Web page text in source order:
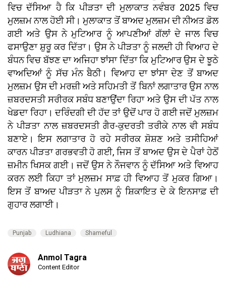
ਵਿਚ ਦੱਸਿਆ ਹੈ ਕਿ ਪੀੜਤਾ ਦੀ ਮੁਲਾਕਾਤ ਨਵੰਬਰ 2025 ਵਿਚ
ਮੁਲਜ਼ਮ ਨਾਲ ਹੋਈ ਸੀ। ਮੁਲਾਕਾਤ ਤੋਂ ਬਾਅਦ ਮੁਲਜ਼ਮ ਦੀ ਨੀਅਤ ਡੋਲ
ਗਈ ਅਤੇ ਉਸ ਨੇ ਮੁਟਿਆਰ ਨੂੰ ਆਪਣੀਆਂ ਗੱਲਾਂ ਦੇ ਜਾਲ ਵਿਚ
ਫਸਾਉਣਾ ਸ਼ੁਰੂ ਕਰ ਦਿੱਤਾ। ਉਸ ਨੇ ਪੀੜਤਾ ਨੂੰ ਜਲਦੀ ਹੀ ਵਿਆਹ ਦੇ
ਬੰਧਨ ਵਿਚ ਬੱਝਣ ਦਾ ਅਜਿਹਾ ਝਾਂਸਾ ਦਿੱਤਾ ਕਿ ਮੁਟਿਆਰ ਉਸ ਦੇ ਝੂਠੇ
ਵਾਅਦਿਆਂ ਨੂੰ ਸੱਚ ਮੰਨ ਬੈਠੀ। ਵਿਆਹ ਦਾ ਝਾਂਸਾ ਦੇਣ ਤੋਂ ਬਾਅਦ
ਮੁਲਜ਼ਮ ਉਸ ਦੀ ਮਰਜ਼ੀ ਅਤੇ ਸਹਿਮਤੀ ਤੋਂ ਬਿਨਾਂ ਲਗਾਤਾਰ ਉਸ ਨਾਲ
ਜ਼ਬਰਦਸਤੀ ਸਰੀਰਕ ਸਬੰਧ ਬਣਾਉਂਦਾ ਰਿਹਾ ਅਤੇ ਉਸ ਦੀ ਪੱਤ ਨਾਲ
ਖੇਡਦਾ ਰਿਹਾ। ਦਰਿੰਦਗੀ ਦੀ ਹੱਦ ਤਾਂ ਉਦੋਂ ਪਾਰ ਹੋ ਗਈ ਜਦੋਂ ਮੁਲਜ਼ਮ
ਨੇ ਪੀੜਤਾ ਨਾਲ ਜ਼ਬਰਦਸਤੀ ਗੈਰ-ਕੁਦਰਤੀ ਤਰੀਕੇ ਨਾਲ ਵੀ ਸਬੰਧ
ਬਣਾਏ। ਇਸ ਲਗਾਤਾਰ ਹੋ ਰਹੇ ਸਰੀਰਕ ਸ਼ੋਸ਼ਣ ਅਤੇ ਤਸੀਹਿਆਂ
ਕਾਰਨ ਪੀੜਤਾ ਗਰਭਵਤੀ ਹੋ ਗਈ, ਜਿਸ ਤੋਂ ਬਾਅਦ ਉਸ ਦੇ ਪੈਰਾਂ ਹੇਠੋਂ
ਜ਼ਮੀਨ ਖਿਸਕ ਗਈ। ਜਦੋਂ ਉਸ ਨੇ ਨੌਜਵਾਨ ਨੂੰ ਦੱਸਿਆ ਅਤੇ ਵਿਆਹ
ਕਰਨ ਲਈ ਕਿਹਾ ਤਾਂ ਮੁਲਜ਼ਮ ਸਾਫ਼ ਹੀ ਵਿਆਹ ਤੋਂ ਮੁਕਰ ਗਿਆ।
ਇਸ ਤੋਂ ਬਾਅਦ ਪੀੜਤਾ ਨੇ ਪੁਲਸ ਨੂੰ ਸ਼ਿਕਾਇਤ ਦੇ ਕੇ ਇਨਸਾਫ਼ ਦੀ
ਗੁਹਾਰ ਲਗਾਈ।
Punjab Ludhiana Shameful
Anmol Tagra
Content Editor